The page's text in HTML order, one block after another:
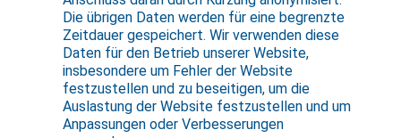
Die übrigen Daten werden für eine begrenzte
Zeitdauer gespeichert. Wir verwenden diese
Daten für den Betrieb unserer Website,
insbesondere um Fehler der Website
festzustellen und zu beseitigen, um die
Auslastung der Website festzustellen und um
Anpassungen oder Verbesserungen